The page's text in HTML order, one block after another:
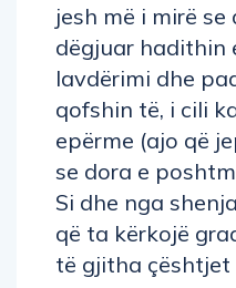
jesh më i mirë se
dëgjuar hadithin
lavdërimi dhe
qofshin të, i cili
epërme (ajo që
se dora e
Si dhe nga
që ta kërkojë
të gjitha çështjet